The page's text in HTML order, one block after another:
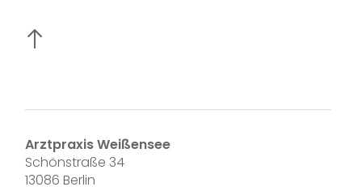
Arztpraxis Weißensee
Schönstraße 34
13086 Berlin